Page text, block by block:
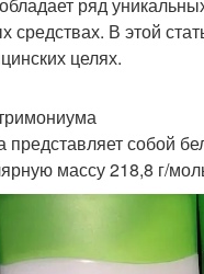
средствах. В этой
целях.
собой
массу 218,8 г/